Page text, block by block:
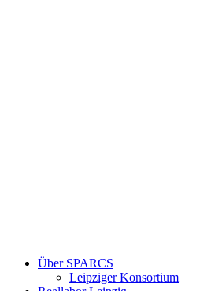
Über SPARCS
Leipziger Konsortium